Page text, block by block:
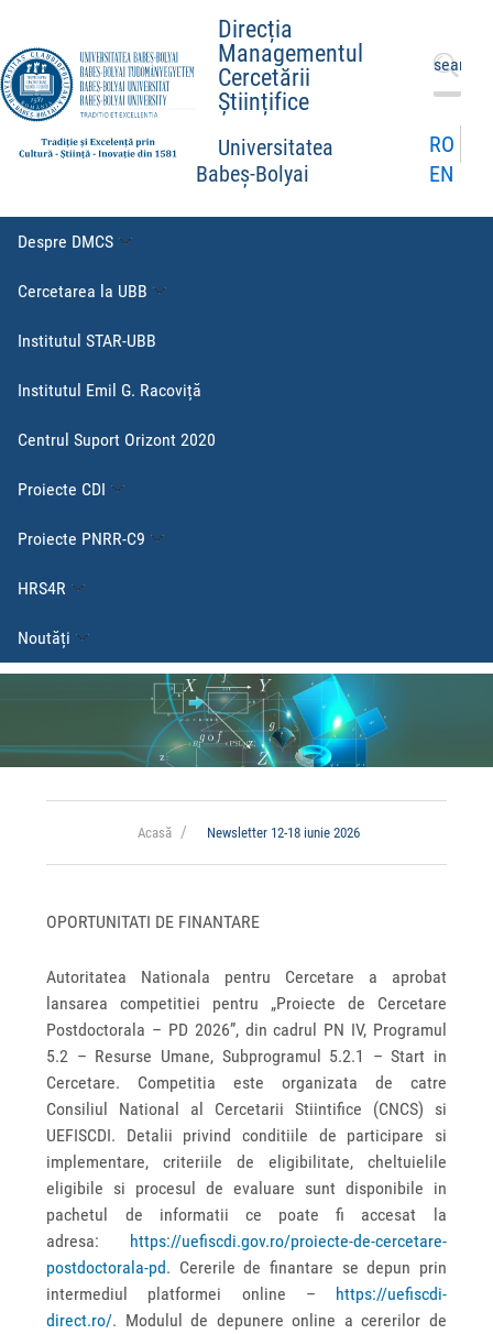
Direcția
Managementul
Cercetării
Științifice
Universitatea
Babeș-Bolyai
Caută
după:
RO
EN
Despre DMCS
Cercetarea la UBB
Institutul STAR-UBB
Institutul Emil G. Racoviță
Centrul Suport Orizont 2020
Proiecte CDI
Proiecte PNRR-C9
HRS4R
Noutăți
Acasă Newsletter 12-18 iunie 2026
OPORTUNITATI DE FINANTARE
Autoritatea Nationala pentru Cercetare a aprobat
lansarea competitiei pentru „Proiecte de Cercetare
Postdoctorala – PD 2026”, din cadrul PN IV, Programul
5.2 – Resurse Umane, Subprogramul 5.2.1 – Start in
Cercetare. Competitia este organizata de catre
Consiliul National al Cercetarii Stiintifice (CNCS) si
UEFISCDI. Detalii privind conditiile de participare si
implementare, criteriile de eligibilitate, cheltuielile
eligibile si procesul de evaluare sunt disponibile in
pachetul de informatii ce poate fi accesat la
adresa: https://uefiscdi.gov.ro/proiecte-de-cercetare-
postdoctorala-pd. Cererile de finantare se depun prin
intermediul platformei online – https://uefiscdi-
direct.ro/. Modulul de depunere online a cererilor de